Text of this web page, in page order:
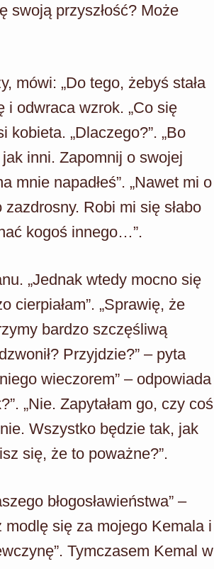
swoją przyszłość? Może
mówi: „Do tego, żebyś stała
i odwraca wzrok. „Co się
kobieta. „Dlaczego?”. „Bo
inni. Zapomnij o swojej
mnie napadłeś”. „Nawet mi o
Robi mi się słabo
kogoś innego…”.
„Jednak wtedy mocno się
cierpiałam”. „Sprawię, że
bardzo szczęśliwą
Przyjdzie?” – pyta
wieczorem” – odpowiada
„Nie. Zapytałam go, czy coś
Wszystko będzie tak, jak
się, że to poważne?”.
błogosławieństwa” –
się za mojego Kemala i
Tymczasem Kemal w